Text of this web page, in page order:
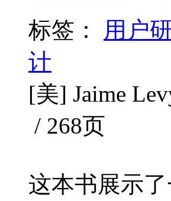
标签： 用户
计
[美] Jaime
/ 268页
这本书展示